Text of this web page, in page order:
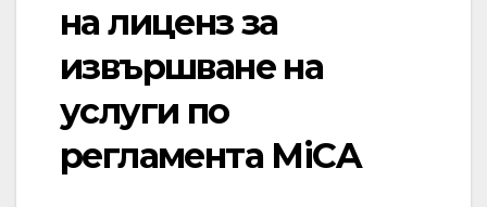
на лиценз за
извършване на
услуги по
регламента MiCA